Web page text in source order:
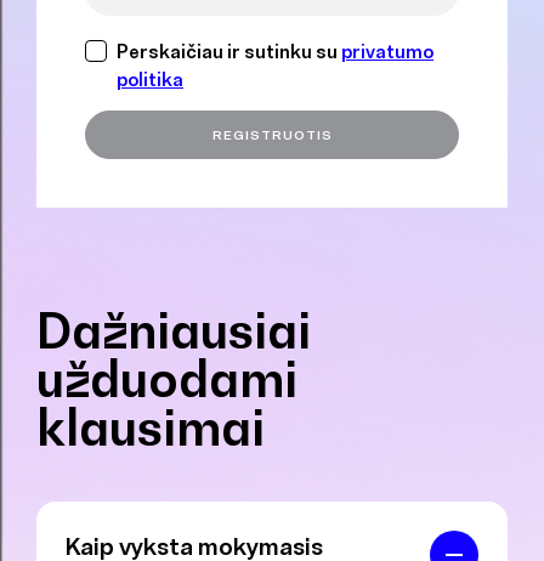
Perskaičiau ir sutinku su privatumo
politika
Dažniausiai
užduodami
klausimai
Kaip vyksta mokymasis